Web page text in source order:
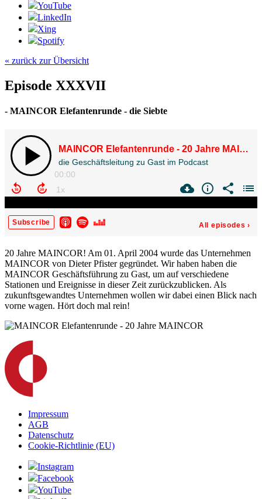
YouTube
LinkedIn
Xing
Spotify
« zurück zur Übersicht
Episode XXXVII
- MAINCOR Elefantenrunde - die Siebte
20 Jahre MAINCOR! Am 01. April 2004 wurde das Unternehmen
MAINCOR von Dieter Pfister gegründet. Wir haben haben die
MAINCOR Geschäftsführung zu Gast, um auf verschiedene
Stationen und Ereignisse in dieser Zeit zurückzublicken. Als
zukunftsgewandtes Unternehmen wollen wir dabei einen Blick nach
vorne wagen. Hört doch mal rein!
Impressum
AGB
Datenschutz
Cookie-Richtlinie (EU)
Instagram
Facebook
YouTube